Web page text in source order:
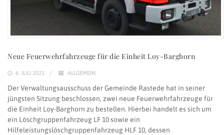
Neue Feuerwehrfahrzeuge für die Einheit Loy-Barghorn
6. JULI 2021 ALLGEMEIN
Der Verwaltungsausschuss der Gemeinde Rastede hat in seiner
jüngsten Sitzung beschlossen, zwei neue Feuerwehrfahrzeuge für
die Einheit Loy-Barghorn zu bestellen. Hierbei handelt es sich um
ein Löschgruppenfahrzeug LF 10 sowie ein
Hilfeleistungslöschgruppenfahrzeug HLF 10, dessen